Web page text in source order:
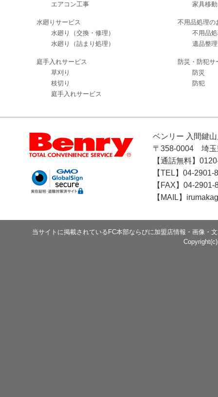
エアコン工事
水廻りサービス
水廻り（交換・修理）
水廻り（詰まり処理）
庭手入れサービス
草刈り
枝切り
庭手入れサービス
家具移動
不用品処理の
不用品
遺品整理
防災・防犯サ
防災
防犯
ベンリー 入間鍵
〒358-0004 埼玉
【通話無料】
【TEL】04-2901-
【FAX】04-2901-
【MAIL】
当サイトに掲載されているFC本部ならびに加盟店情報・画像・